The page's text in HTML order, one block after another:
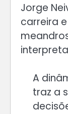
Jorge
carreira
A
traz a